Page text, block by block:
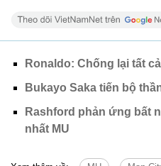
Ronaldo: Chống lại tất
Bukayo Saka tiến bộ
Rashford phản ứng bất
nhất MU